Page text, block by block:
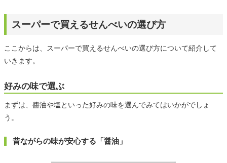
スーパーで買えるせんべいの選び方
ここからは、スーパーで買えるせんべいの選び方について紹介して
いきます。
好みの味で選ぶ
まずは、醬油や塩といった好みの味を選んでみてはいかがでしょ
う。
昔ながらの味が安心する「醤油」